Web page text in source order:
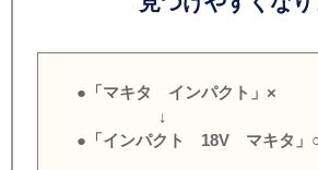
●「マキタ インパクト」×
↓
●「インパクト 18V マキタ」